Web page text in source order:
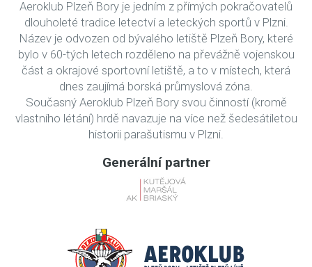
Aeroklub Plzeň Bory je jedním z přímých pokračovatelů
dlouholeté tradice letectví a leteckých sportů v Plzni.
Název je odvozen od bývalého letiště Plzeň Bory, které
bylo v 60-tých letech rozděleno na převážně vojenskou
část a okrajové sportovní letiště, a to v místech, která
dnes zaujímá borská průmyslová zóna.
Současný Aeroklub Plzeň Bory svou činností (kromě
vlastního létání) hrdě navazuje na více než šedesátiletou
historii parašutismu v Plzni.
Generální partner